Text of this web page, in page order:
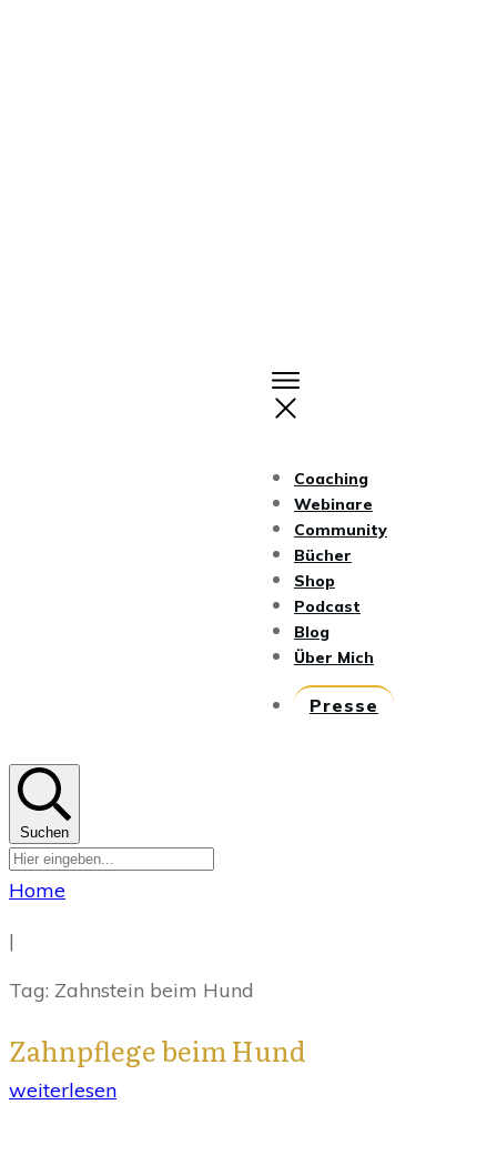
Coaching
Webinare
Community
Bücher
Shop
Podcast
Blog
Über Mich
Presse
Suchen
Home
|
Tag: Zahnstein beim Hund
Zahnpflege beim Hund
weiterlesen